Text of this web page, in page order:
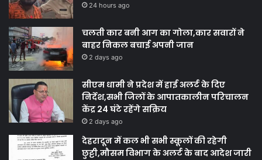
24 hours ago
चलती कार बनी आग का गोला,कार सवारों ने
बाहर निकल बचाई अपनी जान
2 days ago
सीएम धामी ने प्रदेश में हाई अलर्ट के दिए
निर्देश,सभी जिलों के आपातकालीन परिचालन
केंद्र 24 घंटे रहेंगे सक्रिय
2 days ago
देहरादून में कल भी सभी स्कूलों की रहेगी
छुट्टी,मौसम विभाग के अलर्ट के बाद आदेश जारी